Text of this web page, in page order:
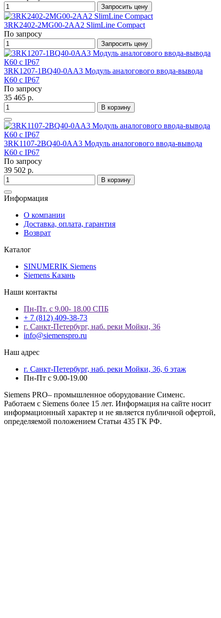
Запросить цену
3RK2402-2MG00-2AA2 SlimLine Compact
По запросу
Запросить цену
3RK1207-1BQ40-0AA3 Модуль аналогового ввода-вывода
К60 с IP67
По запросу
35 465 р.
В корзину
3RK1107-2BQ40-0AA3 Модуль аналогового ввода-вывода
К60 с IP67
По запросу
39 502 р.
В корзину
Информация
О компании
Доставка, оплата, гарантия
Возврат
Каталог
SINUMERIK Siemens
Siemens Казань
Наши контакты
Пн-Пт. с 9.00- 18.00 СПБ
+ 7 (812) 409-38-73
г. Санкт-Петербург, наб. реки Мойки, 36
info@siemenspro.ru
Наш адрес
г. Санкт-Петербург, наб. реки Мойки, 36, 6 этаж
Пн-Пт с 9.00-19.00
Siemens PRO– промышленное оборудование Сименс.
Работаем с Siemens более 15 лет. Информация на сайте носит
информационный характер и не является публичной офертой,
определяемой положением Статьи 435 ГК РФ.